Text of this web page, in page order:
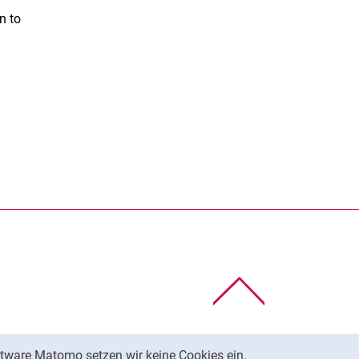
Matomo setzen wir keine Cookies ein.
to
Link, öffnet neues Fenster)
(externer Link, öffnet neues Fenster)